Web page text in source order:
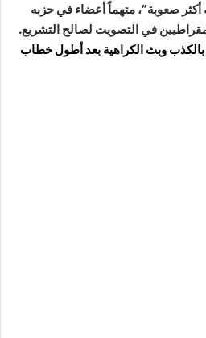
صعوبة”، متهماً أعضاء في حزبه
في التصويت لصالح التشريع.
وبث الكراهية بعد أطول خطاب